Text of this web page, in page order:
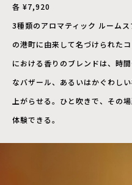
各 ¥7,920
3種類のアロマティック ルーム
の港町に由来して名づけられた
における香りのブレンドは、時
なバザール、あるいはかぐわし
上がらせる。ひと吹きで、その
体験できる。